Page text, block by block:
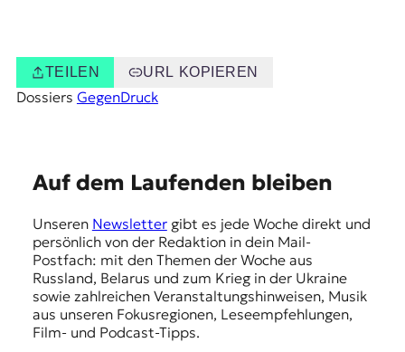
TEILEN URL KOPIEREN
Dossiers GegenDruck
Auf dem Laufenden bleiben
Unseren Newslettergibt es jede Woche direkt und
persönlich von der Redaktion in dein Mail-
Postfach: mit den Themen der Woche aus
Russland, Belarus und zum Krieg in der Ukraine
sowie zahlreichen Veranstaltungshinweisen, Musik
aus unseren Fokusregionen, Leseempfehlungen,
Film- und Podcast-Tipps.